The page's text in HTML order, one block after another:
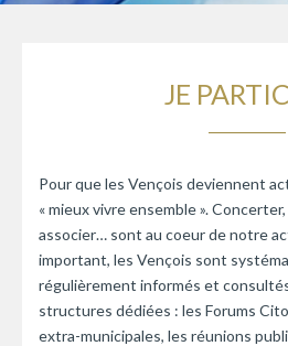
JE
Pour que les Vençois deviennent
« mieux vivre ensemble ».
associer… sont au coeur de notre
important, les Vençois sont
régulièrement informés et
structures dédiées : les Forums
extra-municipales, les réunions